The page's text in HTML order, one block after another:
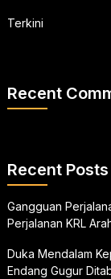
Terkini
Recent
Recent Posts
Gangguan
Perjalanan KRL
Duka Mendalam
Endang Gugur